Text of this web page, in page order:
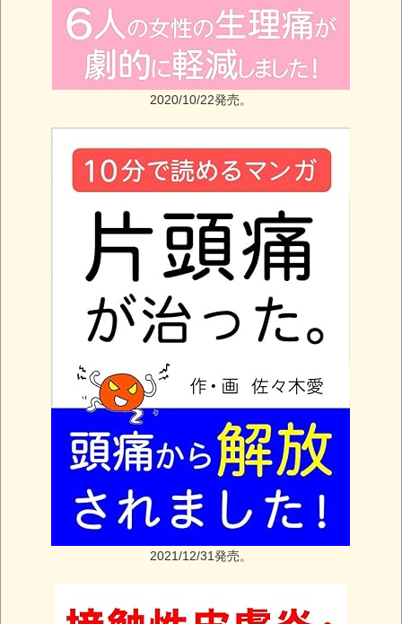
2020/10/22発売。
2021/12/31発売。